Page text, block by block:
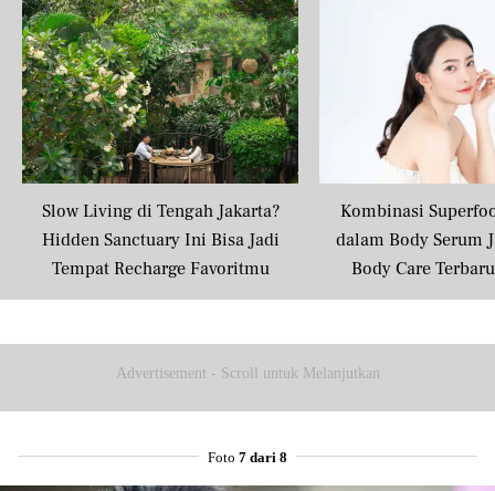
Slow Living di Tengah Jakarta?
Hidden Sanctuary Ini Bisa Jadi
Tempat Recharge Favoritmu
Kombinasi
dalam Body Serum
Body Care
Masyarakat
Advertisement - Scroll untuk Melanjutkan
Foto 7 dari 8